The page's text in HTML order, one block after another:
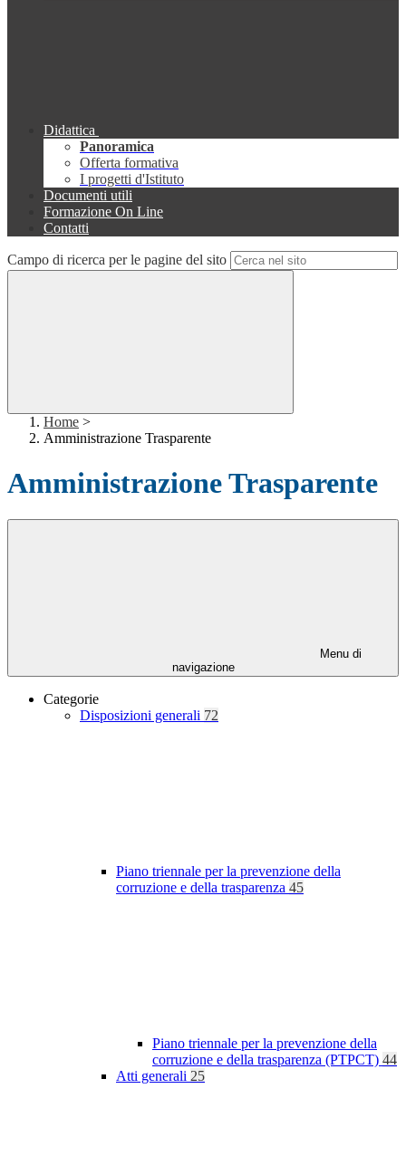
Didattica
Panoramica
Offerta formativa
I progetti d'Istituto
Documenti utili
Formazione On Line
Contatti
Campo di ricerca per le pagine del sito
Home >
Amministrazione Trasparente
Amministrazione Trasparente
Menu di
navigazione
Categorie
Disposizioni generali 72
Piano triennale per la prevenzione della
corruzione e della trasparenza 45
Piano triennale per la prevenzione della
corruzione e della trasparenza (PTPCT) 44
Atti generali 25